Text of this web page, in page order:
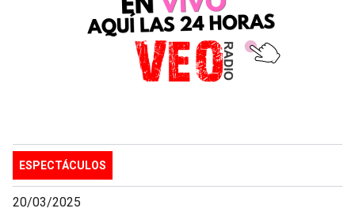
ESPECTÁCULOS
20/03/2025